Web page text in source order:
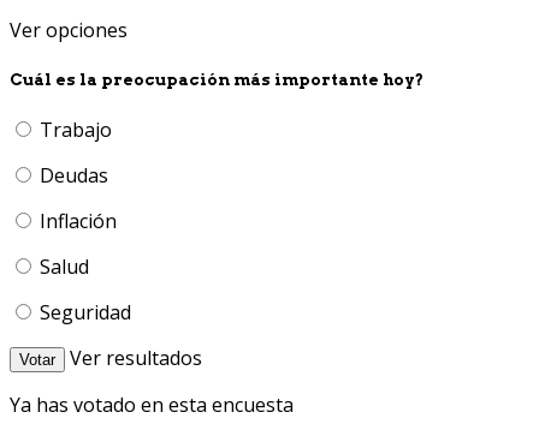
Ver opciones
Cuál es la preocupación más importante hoy?
Trabajo
Deudas
Inflación
Salud
Seguridad
Votar
Ver resultados
Ya has votado en esta encuesta